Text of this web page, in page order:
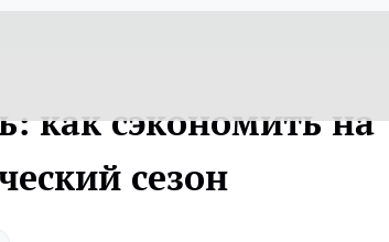
как сэкономить на
сезон